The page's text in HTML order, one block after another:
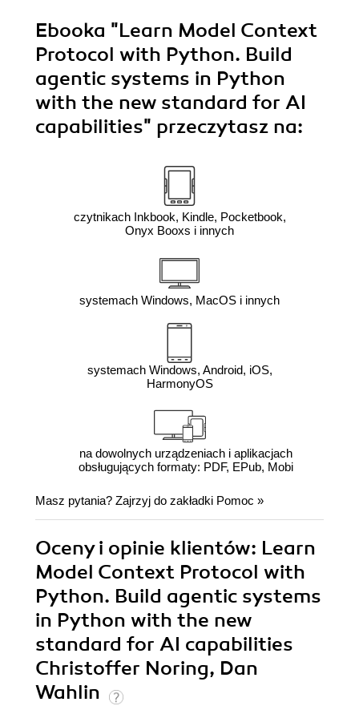
Ebooka "Learn Model Context
Protocol with Python. Build
agentic systems in Python
with the new standard for AI
capabilities" przeczytasz na:
czytnikach Inkbook, Kindle, Pocketbook,
Onyx Booxs i innych
systemach Windows, MacOS i innych
systemach Windows, Android, iOS,
HarmonyOS
na dowolnych urządzeniach i aplikacjach
obsługujących formaty: PDF, EPub, Mobi
Masz pytania? Zajrzyj do zakładki Pomoc »
Oceny i opinie klientów: Learn
Model Context Protocol with
Python. Build agentic systems
in Python with the new
standard for AI capabilities
Christoffer Noring, Dan
Wahlin